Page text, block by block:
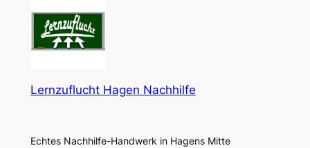
Lernzuflucht Hagen Nachhilfe
Echtes Nachhilfe-Handwerk in Hagens Mitte